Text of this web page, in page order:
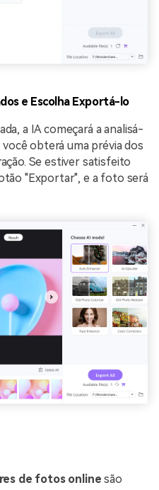
e Escolha Exportá-lo
a IA começará a analisá-
você obterá uma prévia dos
Se estiver satisfeito
"Exportar", e a foto será
de fotos online são